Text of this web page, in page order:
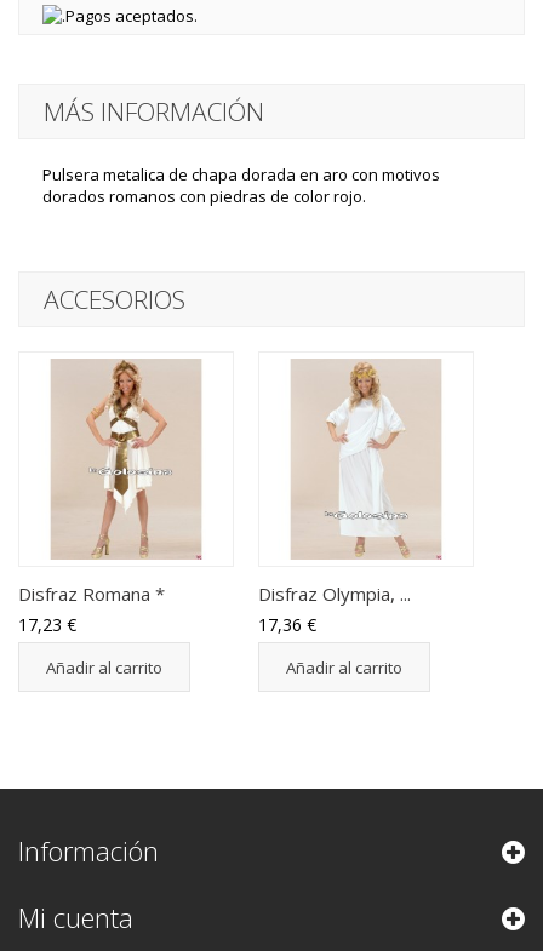
MÁS INFORMACIÓN
Pulsera metalica de chapa dorada en aro con motivos
dorados romanos con piedras de color rojo.
ACCESORIOS
Disfraz Romana *
17,23 €
Añadir al carrito
Disfraz Olympia, ...
17,36 €
Añadir al carrito
Información
Mi cuenta